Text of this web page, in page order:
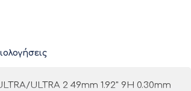
ULTRA 2 49mm 1.92" 9H 0.30mm